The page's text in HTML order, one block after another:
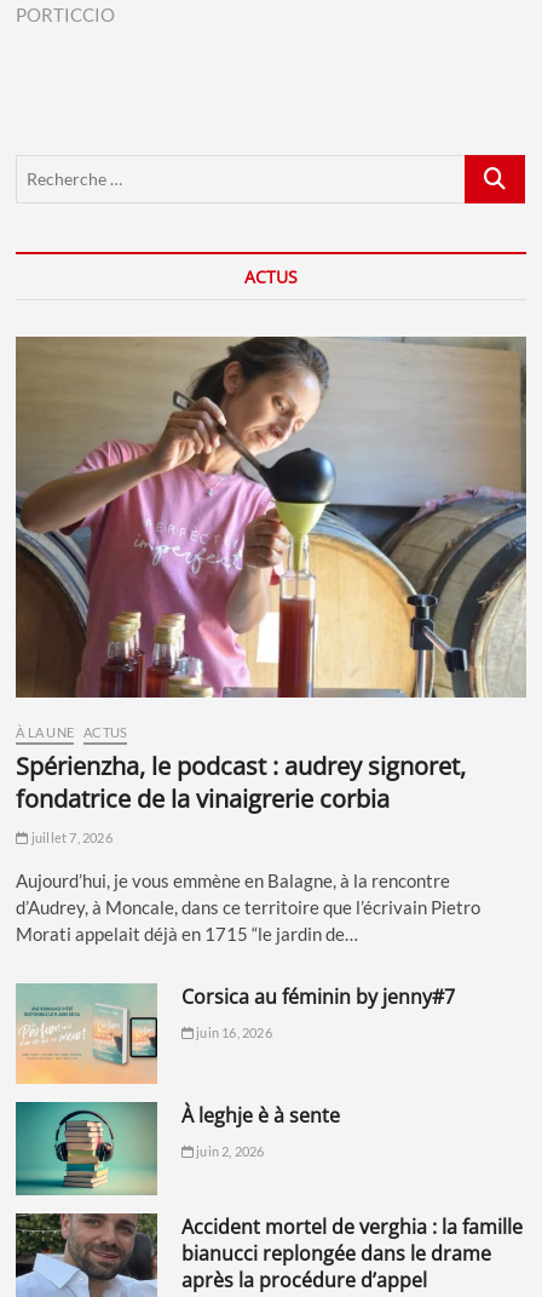
PORTICCIO
ACTUS
À LA UNE ACTUS
spérienzha, le podcast : audrey signoret,
fondatrice de la vinaigrerie corbia
juillet 7, 2026
Aujourd’hui, je vous emmène en Balagne, à la rencontre
d’Audrey, à Moncale, dans ce territoire que l’écrivain Pietro
Morati appelait déjà en 1715 “le jardin de…
corsica au féminin by jenny#7
juin 16, 2026
à leghje è à sente
juin 2, 2026
accident mortel de verghia : la famille
bianucci replongée dans le drame
après la procédure d’appel